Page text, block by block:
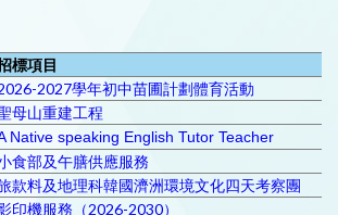
標項目
2027學年初中苗圃計劃體育活動
母山重建工程
Native speaking English Tutor Teacher
食部及午膳供應服務
款料及地理科韓國濟洲環境文化四天考察團
印機服務（2026-2030）